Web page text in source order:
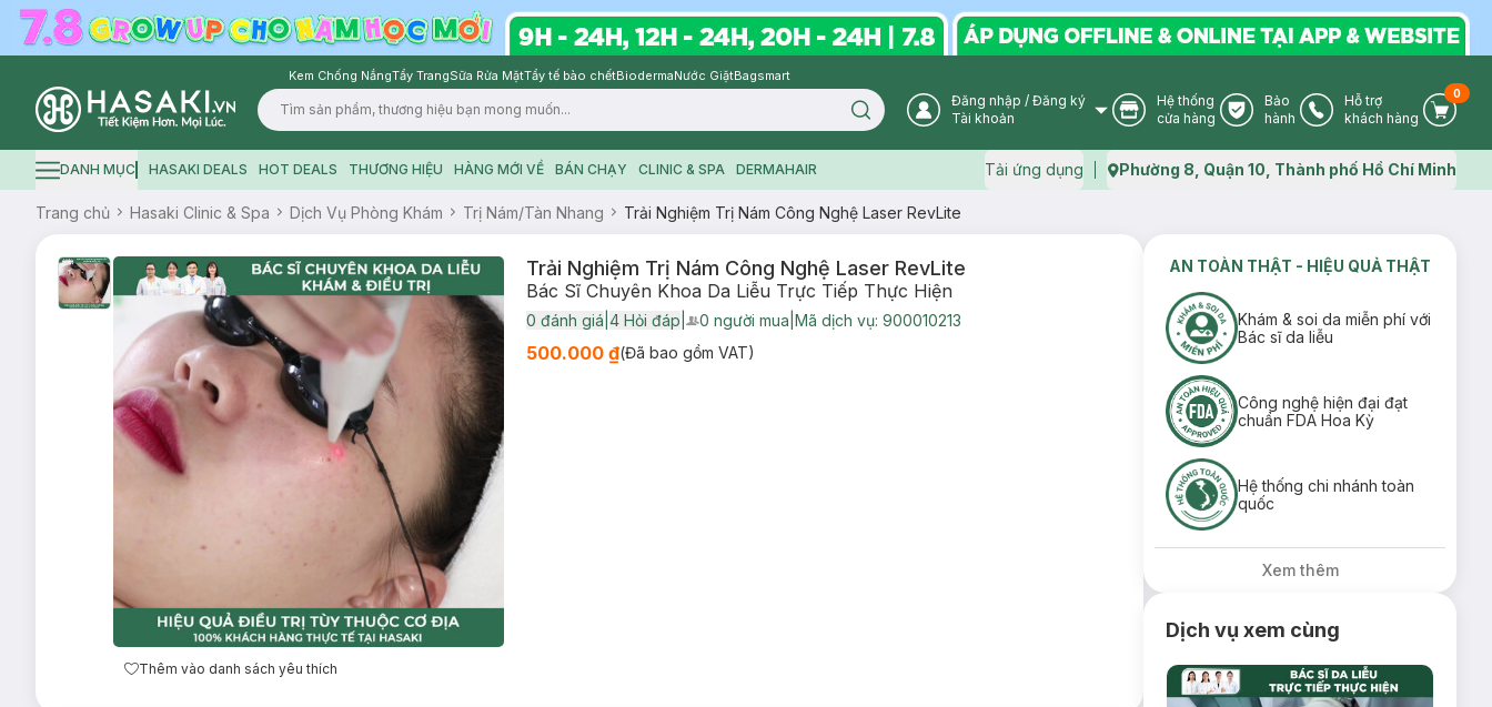
Kem Chống NắngTẩy TrangSữa Rửa MặtTẩy tế bào chếtBiodermaNước GiặtBagsmart
Logo
Search icon User Icon
Đăng nhập / Đăng ký
Tài khoản
Store Icon
Hệ thống
cửa hàng
Warranty Icon
Bảo
hành
Phone Icon
Hỗ trợ
khách hàng
Cart
0
Hamburger icon
DANH MỤC HASAKI DEALS HOT DEALS THƯƠNG HIỆU HÀNG MỚI VỀ BÁN CHẠY CLINIC & SPA DERMAHAIR Tải ứng dụng Map icon
Phường 8, Quận 10, Thành phố Hồ Chí Minh
Trang chủ Hasaki Clinic & Spa Dịch Vụ Phòng Khám Trị Nám/Tàn Nhang Trải Nghiệm Trị Nám Công Nghệ Laser RevLite
Thêm vào danh sách yêu thích
Trải Nghiệm Trị Nám Công Nghệ Laser RevLite
Bác Sĩ Chuyên Khoa Da Liễu Trực Tiếp Thực Hiện
0 đánh giá 4Hỏi đáp User Product Icon
0 người mua Mã dịch vụ: 900010213
500.000 ₫(Đã bao gồm VAT)
AN TOÀN THẬT - HIỆU QUẢ THẬT
Khám & soi da miễn phí với
Bác sĩ da liễu
Công nghệ hiện đại đạt
chuẩn FDA Hoa Kỳ
Hệ thống chi nhánh toàn
quốc
Xem thêm
Dịch vụ xem cùng